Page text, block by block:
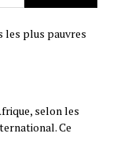
les plus pauvres
selon les
Ce